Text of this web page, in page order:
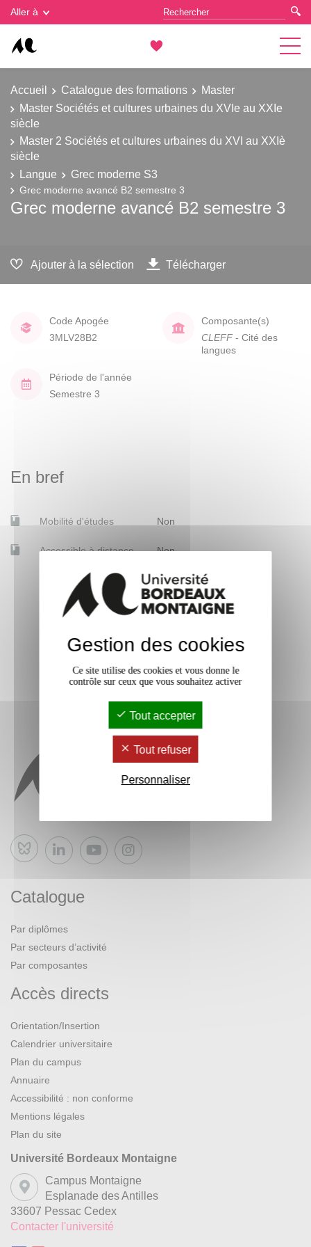
Aller à
Accueil Catalogue des formations
Master
Master Sociétés et cultures urbaines du XVIe au XXIe
siècle
Master 2 Sociétés et cultures urbaines du XVI au XXIè
siècle
Langue
Grec moderne S3
Grec moderne avancé B2 semestre 3
Grec moderne avancé B2 semestre 3
Ajouter à la sélection Télécharger
Code Apogée
3MLV28B2
Composante(s)
CLEFF - Cité des
langues
Période de l'année
Semestre 3
En bref
Mobilité d'études Non
Accessible à distance Non
Bluesky
Catalogue
Par diplômes
Par secteurs d’activité
Par composantes
Accès directs
Orientation/Insertion
Calendrier universitaire
Plan du campus
Annuaire
Accessibilité : non conforme
Mentions légales
Plan du site
Université Bordeaux Montaigne
Campus Montaigne
Esplanade des Antilles
33607 Pessac Cedex
Contacter l'université
Gestion des cookies
Gestion des cookies
Ce site utilise des cookies et vous donne le
contrôle sur ceux que vous souhaitez activer
Tout accepter
Tout refuser
Personnaliser